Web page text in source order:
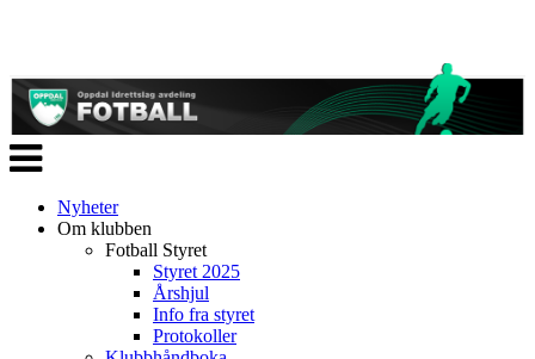
Veksle
navigasjon
Nyheter
Om klubben
Fotball Styret
Styret 2025
Årshjul
Info fra styret
Protokoller